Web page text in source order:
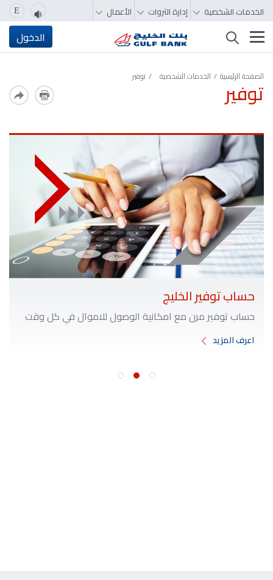
الخدمات الشخصية إدارة الثروات الأعمال E
تغيير التصفّح الدخول
الصفحة الرئيسية الخدمات الشخصية توفير
توفير
حساب توفير الخليج
حساب توفير مرن مع امكانية الوصول للاموال في كل وقت
اعرف المزيد